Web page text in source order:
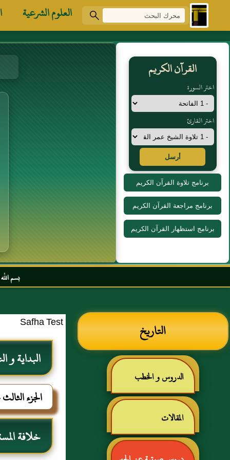
العلوم الشرعية
القرآن الكريم
اختر السورة
اختر القارئ
أرسل
برنامج تلاوة القرآن الكريم
برنامج مراجعة القرآن الكريم
برنامج استظهار القرآن الكريم
بسم الله الرحمن
التاريخ
الدروس و الخطب
المقالات
Safha Test
البداية و
الجزء
خلافة